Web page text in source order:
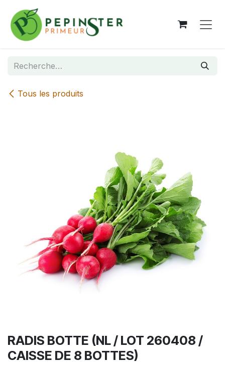
Se rendre au contenu
Tous les produits
RADIS BOTTE (NL / LOT 260408 /
CAISSE DE 8 BOTTES)